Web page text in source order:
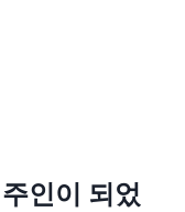
인이 되었